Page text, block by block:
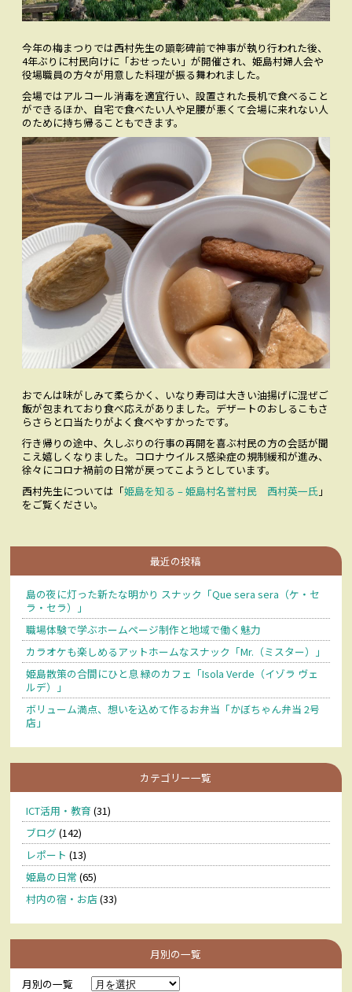
今年の梅まつりでは西村先生の顕彰碑前で神事が執り行われた後、
4年ぶりに村民向けに「おせったい」が開催され、姫島村婦人会や
役場職員の方々が用意した料理が振る舞われました。
会場ではアルコール消毒を適宜行い、設置された長机で食べること
ができるほか、自宅で食べたい人や足腰が悪くて会場に来れない人
のために持ち帰ることもできます。
おでんは味がしみて柔らかく、いなり寿司は大きい油揚げに混ぜご
飯が包まれており食べ応えがありました。デザートのおしるこもさ
らさらと口当たりがよく食べやすかったです。
行き帰りの途中、久しぶりの行事の再開を喜ぶ村民の方の会話が聞
こえ嬉しくなりました。コロナウイルス感染症の規制緩和が進み、
徐々にコロナ禍前の日常が戻ってこようとしています。
西村先生については「姫島を知る – 姫島村名誉村民 西村英一氏 」
をご覧ください。
最近の投稿
島の夜に灯った新たな明かり スナック「Que sera sera（ケ・セ
ラ・セラ）」
職場体験で学ぶホームページ制作と地域で働く魅力
カラオケも楽しめるアットホームなスナック「Mr.（ミスター）」
姫島散策の合間にひと息 緑のカフェ「Isola Verde（イゾラ ヴェ
ルデ）」
ボリューム満点、想いを込めて作るお弁当「かぼちゃん弁当 2号
店」
カテゴリー一覧
ICT活用・教育 (31)
ブログ (142)
レポート (13)
姫島の日常 (65)
村内の宿・お店 (33)
月別の一覧
月別の一覧